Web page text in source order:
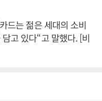
드는 젊은 세대의 소비
고 있다“고 말했다. [비